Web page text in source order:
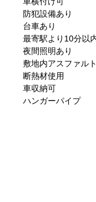
防犯設備あり
台車あり
最寄駅より10分以
夜間照明あり
敷地内アスファル
断熱材使用
車収納可
ハンガーパイプ